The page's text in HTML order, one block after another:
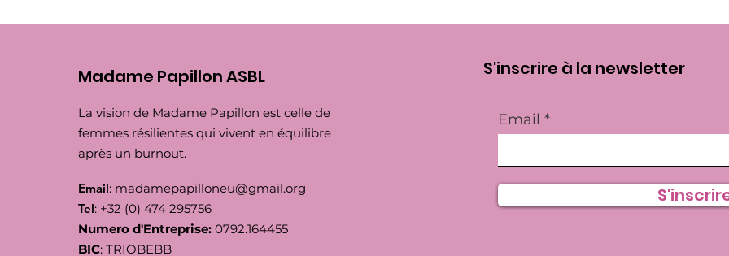
Madame Papillon ASBL
La vision de Madame Papillon est celle de
femmes résilientes qui vivent en équilibre
après un burnout.
Email: madamepapilloneu@gmail.org
Tel: +32 (0) 474 295756
Numero d'Entreprise: 0792.164455
BIC: TRIOBEBB
S'inscrire à la newsletter
Email